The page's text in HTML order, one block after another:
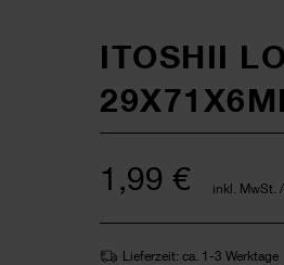
ITOSHII
1,99 € inkl. MwSt.
Lieferzeit: ca. 1-3 Werktage